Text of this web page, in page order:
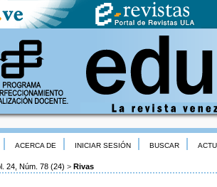
ACERCA DE INICIAR SESIÓN BUSCAR
24, Núm. 78 (24) > Rivas